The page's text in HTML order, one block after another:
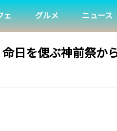
ェ グルメ ニュース
日を偲ぶ神前祭か